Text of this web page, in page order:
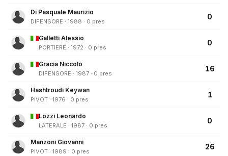
Di Pasquale Maurizio
DIFENSORE · 1988 · 0 pres
0
Galletti Alessio
PORTIERE · 1972 · 0 pres
0
Gracia Niccolò
DIFENSORE · 1987 · 0 pres
16
Hashtroudi Keywan
PIVOT · 1976 · 0 pres
1
Lozzi Leonardo
LATERALE · 1987 · 0 pres
0
Manzoni Giovanni
PIVOT · 1989 · 0 pres
26